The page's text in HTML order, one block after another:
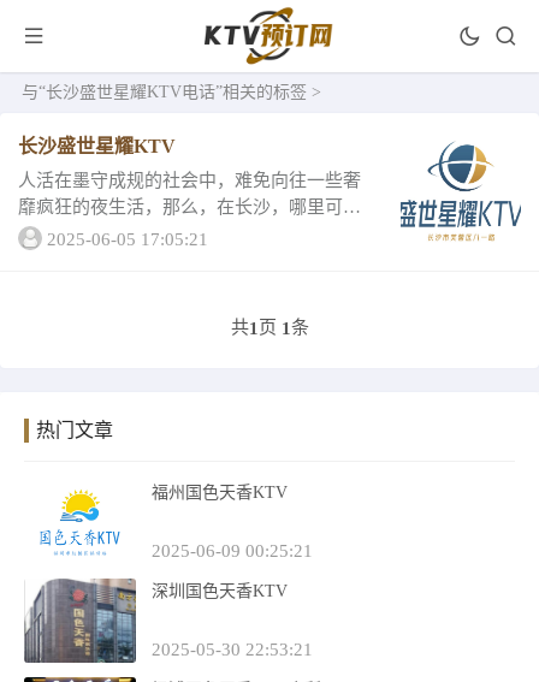
与“长沙盛世星耀KTV电话”相关的标签 >
长沙盛世星耀KTV
人活在墨守成规的社会中，难免向往一些奢
靡疯狂的夜生活，那么，在长沙，哪里可以
找到高端的消费场所呢？那么让我给你介绍
2025-06-05 17:05:21
共1 页 1条
热门文章
福州国色天香KTV
2025-06-09 00:25:21
深圳国色天香KTV
2025-05-30 22:53:21